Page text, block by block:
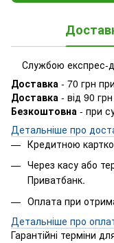
Службою експрес-
Доставка - 70 грн
Доставка - від 90
Безкоштовна - при
Детальніше про
Кредитною
Через касу або
Приватбанк.
Оплата при
​Детальніше про
Гарантійні терміни